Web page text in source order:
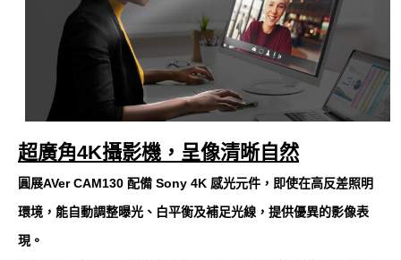
超廣角4K攝影機，呈像清晰自然
圓展AVer CAM130 配備 Sony 4K 感光元件，即使在高反差照明
環境，能自動調整曝光、白平衡及補足光線，提供優異的影像表
現。